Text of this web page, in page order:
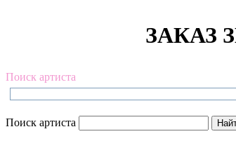
ЗАКАЗ
Поиск артиста
Поиск артиста